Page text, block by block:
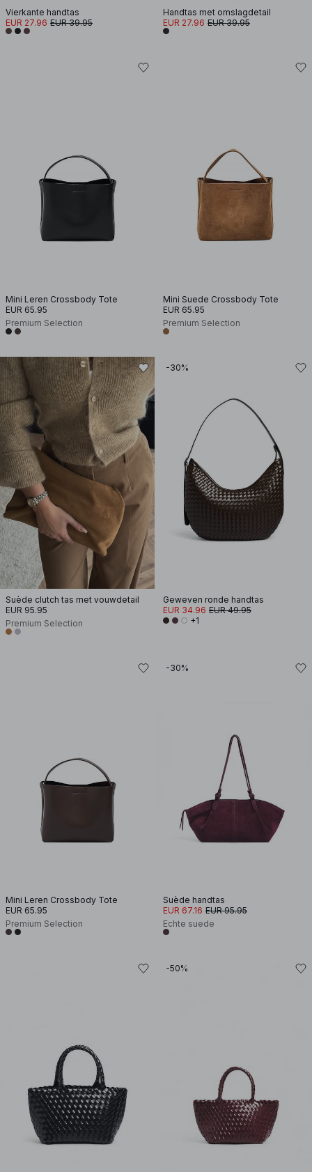
Vierkante handtas
EUR 27.96 EUR 39.95
Handtas met omslagdetail
EUR 27.96 EUR 39.95
Mini Leren Crossbody Tote
EUR 65.95
Premium Selection
Mini Suede Crossbody Tote
EUR 65.95
Premium Selection
Suède clutch tas met vouwdetail
EUR 95.95
Premium Selection
-30%
Geweven ronde handtas
EUR 34.96 EUR 49.95
+1
Mini Leren Crossbody Tote
EUR 65.95
Premium Selection
-30%
Suède handtas
EUR 67.16 EUR 95.95
Echte suede
-50%